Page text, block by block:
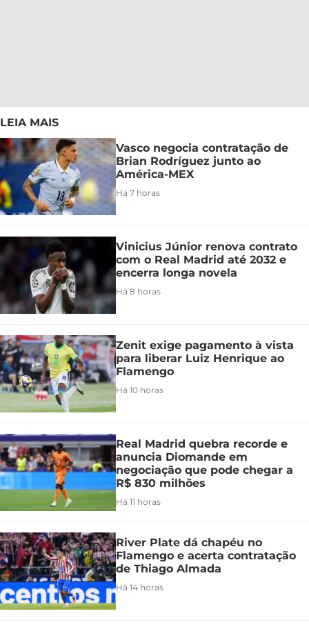
LEIA MAIS
Vasco negocia contratação de
Brian Rodríguez junto ao
América-MEX
Há 7 horas
Vinicius Júnior renova contrato
com o Real Madrid até 2032 e
encerra longa novela
Há 8 horas
Zenit exige pagamento à vista
para liberar Luiz Henrique ao
Flamengo
Há 10 horas
Real Madrid quebra recorde e
anuncia Diomande em
negociação que pode chegar a
R$ 830 milhões
Há 11 horas
River Plate dá chapéu no
Flamengo e acerta contratação
de Thiago Almada
Há 14 horas